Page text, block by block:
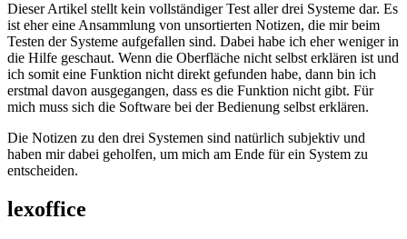
Dieser Artikel stellt kein vollständiger Test aller drei Systeme dar. Es
ist eher eine Ansammlung von unsortierten Notizen, die mir beim
Testen der Systeme aufgefallen sind. Dabei habe ich eher weniger in
die Hilfe geschaut. Wenn die Oberfläche nicht selbst erklären ist und
ich somit eine Funktion nicht direkt gefunden habe, dann bin ich
erstmal davon ausgegangen, dass es die Funktion nicht gibt. Für
mich muss sich die Software bei der Bedienung selbst erklären.
Die Notizen zu den drei Systemen sind natürlich subjektiv und
haben mir dabei geholfen, um mich am Ende für ein System zu
entscheiden.
lexoffice